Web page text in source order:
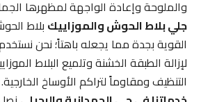
والملوحة وإعادة الواجهة لمظهرها
جلي بلاط الحوش والموزاييكبلاط
القوية بجدة مما يجعله باهتاً؛ نحن نستخدم
لإزالة الطبقة الخشنة وتلميع البلاط
التنظيف ومقاوماً لتراكم الأوساخ الخارجية.